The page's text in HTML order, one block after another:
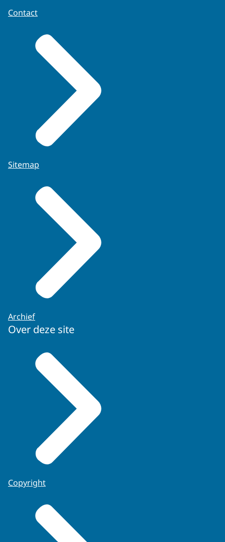
Contact
Sitemap
Archief
Over deze site
Copyright